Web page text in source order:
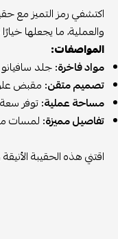
اكتشفي رمز التميز مع
والعملية، ما يجعلها خيارًا
المواصفات:
مواد فاخرة:جلد
تصميم متقن: مقبض
مساحة عملية:توفر
تفاصيل مميزة: لمسات
اقتني هذه الحقيبة